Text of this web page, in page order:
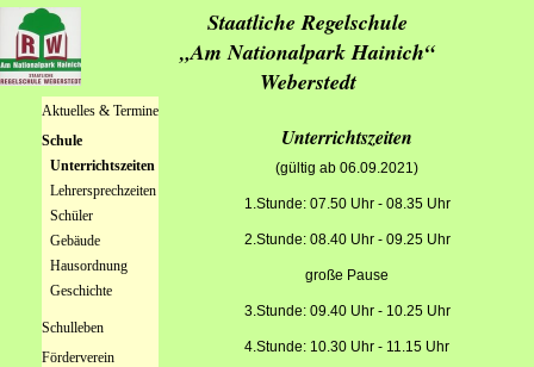
Staatliche Regelschule
„Am Nationalpark Hainich“
Weberstedt
Unterrichtszeiten
(gültig ab 06.09.2021)
1.Stunde: 07.50 Uhr - 08.35 Uhr
2.Stunde: 08.40 Uhr - 09.25 Uhr
große Pause
3.Stunde: 09.40 Uhr - 10.25 Uhr
4.Stunde: 10.30 Uhr - 11.15 Uhr
Navigation
Aktuelles & Termine
Schule
Unterrichtszeiten
Lehrersprechzeiten
Schüler
Gebäude
Hausordnung
Geschichte
Schulleben
Förderverein